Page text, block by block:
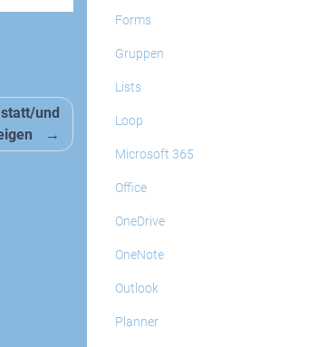
und
Forms
Gruppen
Lists
Loop
Microsoft 365
Office
OneDrive
OneNote
Outlook
Planner